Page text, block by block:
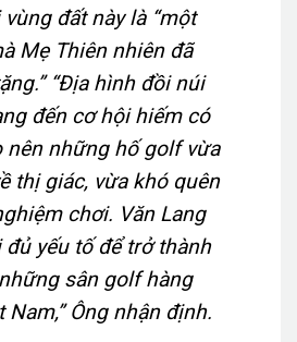
đất này là “một
Mẹ Thiên nhiên đã
“Địa hình đồi núi
đến cơ hội hiếm có
nên những hố golf vừa
thị giác, vừa khó quên
chơi. Văn Lang
đủ yếu tố để trở thành
sân golf hàng
Nam,” Ông nhận định.